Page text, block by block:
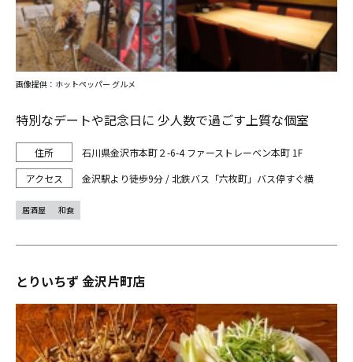
特別なデートや記念日に 少人数で過ごす上質な個室
石川県金沢市本町２-6-4 ファーストレーベン本町 1F
金沢駅より徒歩9分 / 北鉄バス「六枚町」バス停すぐ横
画像提供：ホットペッパー グルメ
居酒屋 和食
とりいちず 金沢片町店